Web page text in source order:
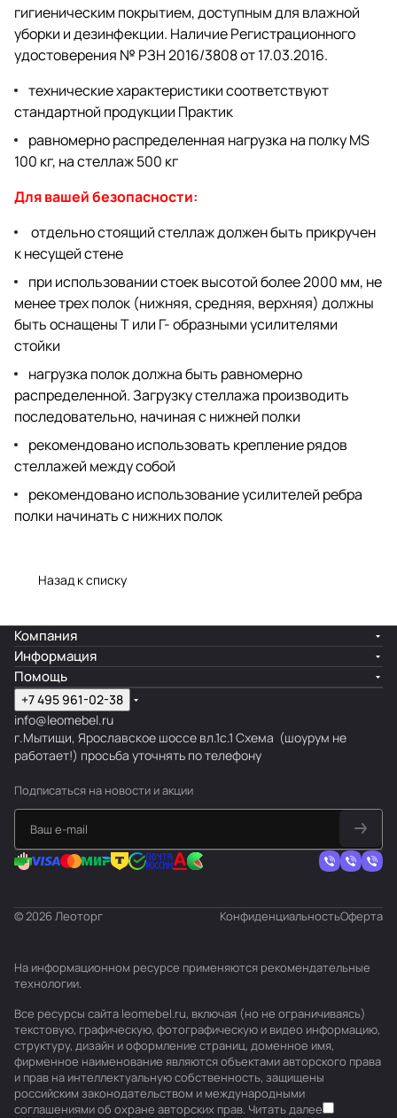
гигиеническим покрытием, доступным для влажной
уборки и дезинфекции. Наличие Регистрационного
удостоверения № РЗН 2016/3808 от 17.03.2016.
технические характеристики соответствуют
стандартной продукции Практик
равномерно распределенная нагрузка на полку MS
100 кг, на стеллаж 500 кг
Для вашей безопасности:
отдельно стоящий стеллаж должен быть прикручен
к несущей стене
при использовании стоек высотой более 2000 мм, не
менее трех полок (нижняя, средняя, верхняя) должны
быть оснащены Т или Г- образными усилителями
стойки
нагрузка полок должна быть равномерно
распределенной. Загрузку стеллажа производить
последовательно, начиная с нижней полки
рекомендовано использовать крепление рядов
стеллажей между собой
рекомендовано использование усилителей ребра
полки начинать с нижних полок
Назад к списку
Компания
Информация
Помощь
+7 495 961-02-38
info@leomebel.ru
г.Мытищи, Ярославское шоссе вл.1с.1 Схема (шоурум не
работает!) просьба уточнять по телефону
Подписаться на новости и акции
© 2026 Леоторг КонфиденциальностьОферта
На информационном ресурсе применяются рекомендательные
технологии.
Все ресурсы сайта leomebel.ru, включая (но не ограничиваясь)
текстовую, графическую, фотографическую и видео информацию,
структуру, дизайн и оформление страниц, доменное имя,
фирменное наименование являются объектами авторского права
и прав на интеллектуальную собственность, защищены
российским законодательством и международными
соглашениями об охране авторских прав. Читать далее